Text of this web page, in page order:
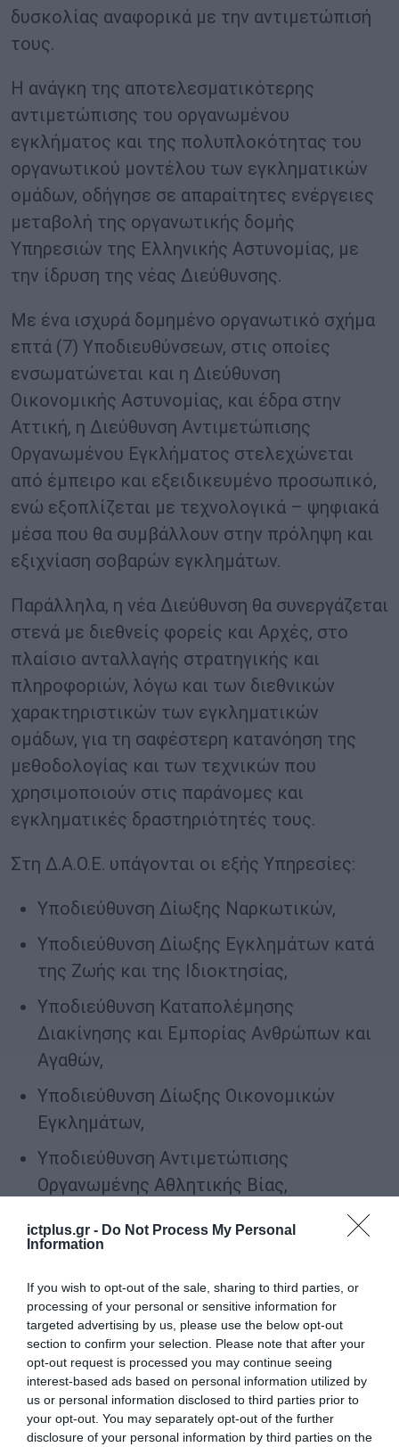
ictplus.gr - Do Not Process My Personal
Information
If you wish to opt-out of the sale, sharing to third parties, or
processing of your personal or sensitive information for
targeted advertising by us, please use the below opt-out
section to confirm your selection. Please note that after your
opt-out request is processed you may continue seeing
interest-based ads based on personal information utilized by
us or personal information disclosed to third parties prior to
your opt-out. You may separately opt-out of the further
disclosure of your personal information by third parties on the
δυσκολίας αναφορικά με την αντιμετώπισή
τους.
Η ανάγκη της αποτελεσματικότερης
αντιμετώπισης του οργανωμένου
εγκλήματος και της πολυπλοκότητας του
οργανωτικού μοντέλου των εγκληματικών
ομάδων, οδήγησε σε απαραίτητες ενέργειες
μεταβολή της οργανωτικής δομής
Υπηρεσιών της Ελληνικής Αστυνομίας, με
την ίδρυση της νέας Διεύθυνσης.
Με ένα ισχυρά δομημένο οργανωτικό σχήμα
επτά (7) Υποδιευθύνσεων, στις οποίες
ενσωματώνεται και η Διεύθυνση
Οικονομικής Αστυνομίας, και έδρα στην
Αττική, η Διεύθυνση Αντιμετώπισης
Οργανωμένου Εγκλήματος στελεχώνεται
από έμπειρο και εξειδικευμένο προσωπικό,
ενώ εξοπλίζεται με τεχνολογικά – ψηφιακά
μέσα που θα συμβάλλουν στην πρόληψη και
εξιχνίαση σοβαρών εγκλημάτων.
Παράλληλα, η νέα Διεύθυνση θα συνεργάζεται
στενά με διεθνείς φορείς και Αρχές, στο
πλαίσιο ανταλλαγής στρατηγικής και
πληροφοριών, λόγω και των διεθνικών
χαρακτηριστικών των εγκληματικών
ομάδων, για τη σαφέστερη κατανόηση της
μεθοδολογίας και των τεχνικών που
χρησιμοποιούν στις παράνομες και
εγκληματικές δραστηριότητές τους.
Στη Δ.Α.Ο.Ε. υπάγονται οι εξής Υπηρεσίες:
Υποδιεύθυνση Δίωξης Ναρκωτικών,
Υποδιεύθυνση Δίωξης Εγκλημάτων κατά
της Ζωής και της Ιδιοκτησίας,
Υποδιεύθυνση Καταπολέμησης
Διακίνησης και Εμπορίας Ανθρώπων και
Αγαθών,
Υποδιεύθυνση Δίωξης Οικονομικών
Εγκλημάτων,
Υποδιεύθυνση Αντιμετώπισης
Οργανωμένης Αθλητικής Βίας,
Υποδιεύθυνση Πληροφοριών και Ειδικών
Δράσεων και
Υποδιεύθυνση Διοικητικής Υποστήριξης.
Παράλληλα, ξεκινά η λειτουργία και της
Υποδιεύθυνσης Αντιμετώπισης
Οργανωμένου Εγκλήματος Βορείου Ελλάδος
(Δ.Α.Ο.Ε.Β.Ε.), με έδρα τη Θεσσαλονίκη, καθώς
και του Τμήματος Αντιμετώπισης